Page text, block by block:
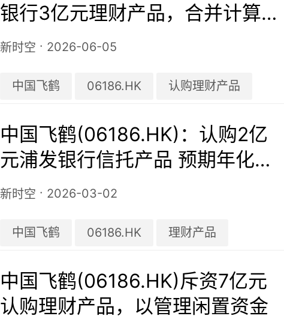
银行3亿元理财产品，合并计算
后构成须予披露交易
新时空 · 2026-06-05
中国飞鹤 06186.HK 认购理财产品
中国飞鹤(06186.HK)：认购2亿
元浦发银行信托产品 预期年化收
益2.5%
新时空 · 2026-03-02
中国飞鹤 06186.HK 理财产品
中国飞鹤(06186.HK)斥资7亿元
认购理财产品，以管理闲置资金